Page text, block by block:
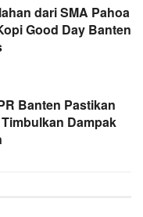
dari SMA Pahoa
Good Day Banten
Banten Pastikan
Dampak